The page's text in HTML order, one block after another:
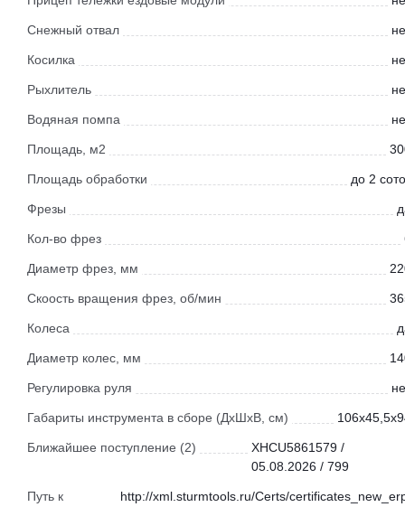
Снежный отвал
Косилка
Рыхлитель
Водяная помпа
Площадь, м2
Площадь обработки до 2
Фрезы
Кол-во фрез
Диаметр фрез, мм
Скоость вращения фрез, об/мин
Колеса
Диаметр колес, мм
Регулировка руля
Габариты инструмента в сборе (ДхШхВ, см)
Ближайшее поступление (2)
XHCU5861579 /
05.08.2026 / 799
Путь к
http://xml.sturmtools.ru/Certs/